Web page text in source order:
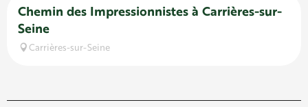
Chemin des Impressionnistes à Carrières-sur-
Seine
Carrières-sur-Seine